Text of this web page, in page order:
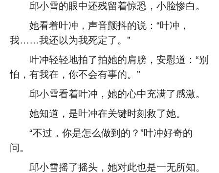
邱小雪的眼中还残留着惊恐，小脸惨白。
她看着叶冲，声音颤抖的说：“叶冲，
我……我还以为我死定了。”
叶冲轻轻地拍了拍她的肩膀，安慰道：“别
怕，有我在，你不会有事的。”
邱小雪看着叶冲，她的心中充满了感激。
她知道，是叶冲在关键时刻救了她。
“不过，你是怎么做到的？”叶冲好奇的
问。
邱小雪摇了摇头，她对此也是一无所知。